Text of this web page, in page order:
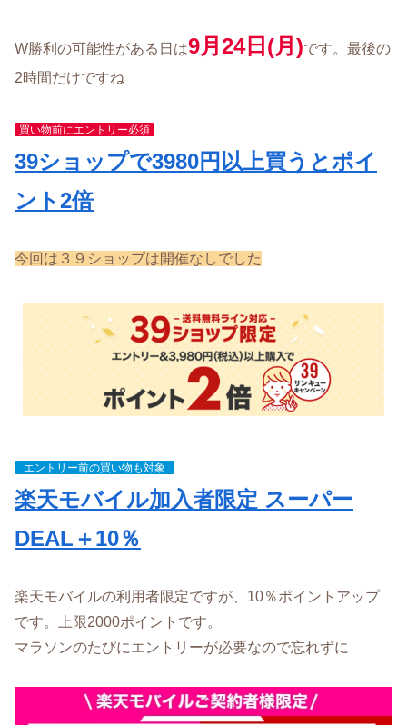
W勝利の可能性がある日は9月24日(月)です。最後の
2時間だけですね
買い物前にエントリー必須
39ショップで3980円以上買うとポイ
ント2倍
今回は３９ショップは開催なしでした
エントリー前の買い物も対象
楽天モバイル加入者限定 スーパー
DEAL＋10％
楽天モバイルの利用者限定ですが、10％ポイントアップ
です。上限2000ポイントです。
マラソンのたびにエントリーが必要なので忘れずに